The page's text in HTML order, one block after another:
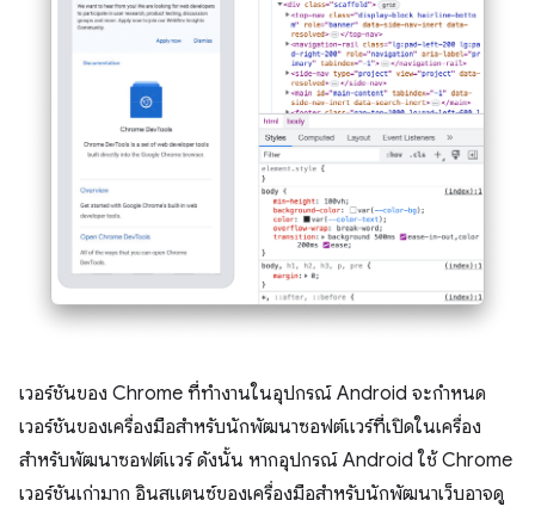
เวอร์ชันของ Chrome ที่ทำงานในอุปกรณ์ Android จะกำหนด
เวอร์ชันของเครื่องมือสำหรับนักพัฒนาซอฟต์แวร์ที่เปิดในเครื่อง
สำหรับพัฒนาซอฟต์แวร์ ดังนั้น หากอุปกรณ์ Android ใช้ Chrome
เวอร์ชันเก่ามาก อินสแตนซ์ของเครื่องมือสำหรับนักพัฒนาเว็บอาจดู